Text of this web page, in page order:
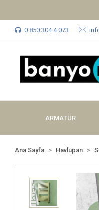
0 850 304 4 073
ARMATÜR
Ana Sayfa Havlupan